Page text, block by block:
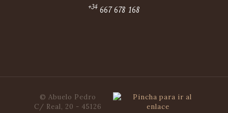
+34667 678 168
© Abuelo Pedro
C/ Real, 20 - 45126